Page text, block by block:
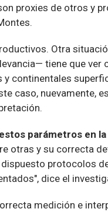
proxies de otros y
Otra
tiene que ver
continentales
caso, nuevamente,
parámetros en la
otras y su correcta
protocolos
dice el
medición e